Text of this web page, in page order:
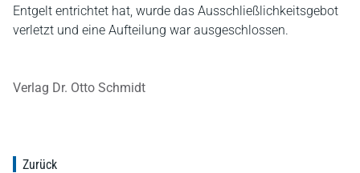
Entgelt entrichtet hat, wurde das Ausschließlichkeitsgebot
verletzt und eine Aufteilung war ausgeschlossen.
Verlag Dr. Otto Schmidt
Zurück